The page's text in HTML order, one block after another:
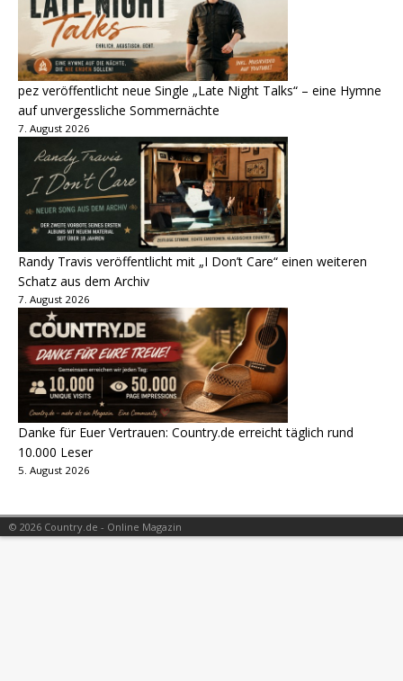
pez veröffentlicht neue Single „Late Night Talks“ – eine Hymne
auf unvergessliche Sommernächte
7. August 2026
Randy Travis veröffentlicht mit „I Don’t Care“ einen weiteren
Schatz aus dem Archiv
7. August 2026
Danke für Euer Vertrauen: Country.de erreicht täglich rund
10.000 Leser
5. August 2026
© 2026 Country.de - Online Magazin